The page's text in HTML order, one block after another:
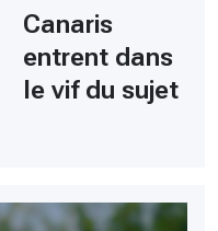
Canaris
entrent dans
le vif du sujet